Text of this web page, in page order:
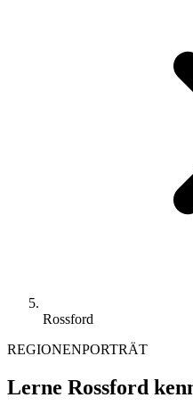
Rossford
REGIONENPORTRÄT
Lerne Rossford